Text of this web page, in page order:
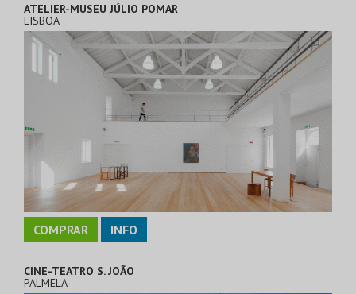
ATELIER-MUSEU JÚLIO POMAR
LISBOA
COMPRAR INFO
CINE-TEATRO S. JOÃO
PALMELA